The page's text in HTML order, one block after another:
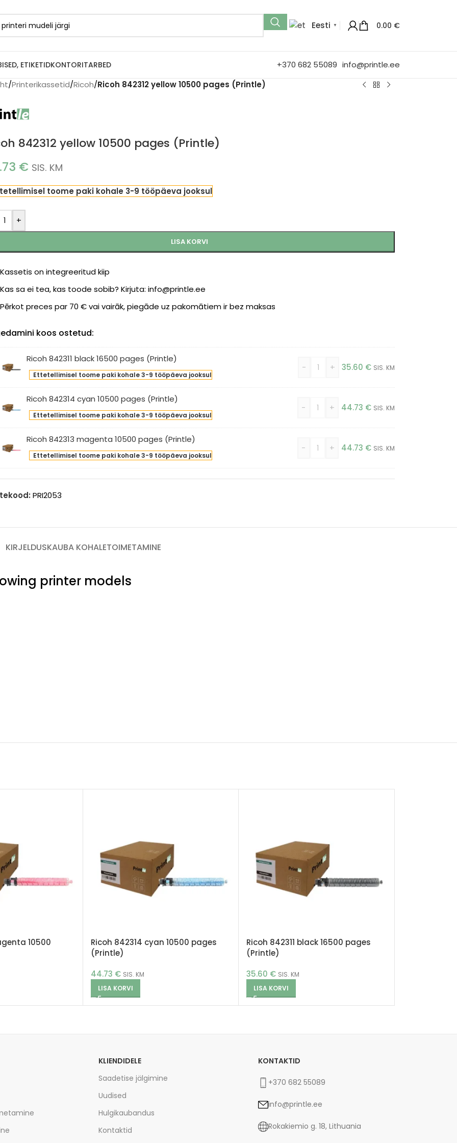
Eesti ▼ 0.00 €
ETIKETIDKONTORITARBED +370 682 55089 info@printle.ee
/Printerikassetid/Ricoh/Ricoh 842312 yellow 10500 pages (Printle)
842312 yellow 10500 pages (Printle)
€ SIS. KM
toome paki kohale 3-9 tööpäeva jooksul
+
LISA KORVI
Kassetis on integreeritud kiip
Kas sa ei tea, kas toode sobib? Kirjuta: info@printle.ee
Pērkot preces par 70 € vai vairāk, piegāde uz pakomātiem ir bez maksas
koos ostetud:
Ricoh 842311 black 16500 pages (Printle)
Ettetellimisel toome paki kohale 3-9 tööpäeva jooksul
- + 35.60 € SIS. KM
Ricoh 842314 cyan 10500 pages (Printle)
Ettetellimisel toome paki kohale 3-9 tööpäeva jooksul
- + 44.73 € SIS. KM
Ricoh 842313 magenta 10500 pages (Printle)
Ettetellimisel toome paki kohale 3-9 tööpäeva jooksul
- + 44.73 € SIS. KM
PRI2053
KIRJELDUSKAUBA KOHALETOIMETAMINE
printer models
10500
Ricoh 842314 cyan 10500 pages
(Printle)
44.73 € SIS. KM
LISA KORVI
Ricoh 842311 black 16500 pages
(Printle)
35.60 € SIS. KM
LISA KORVI
KLIENDIDELE
Saadetise jälgimine
Uudised
Hulgikaubandus
Kontaktid
KONTAKTID
+370 682 55089
info@printle.ee
Rokakiemio g. 18, Lithuania